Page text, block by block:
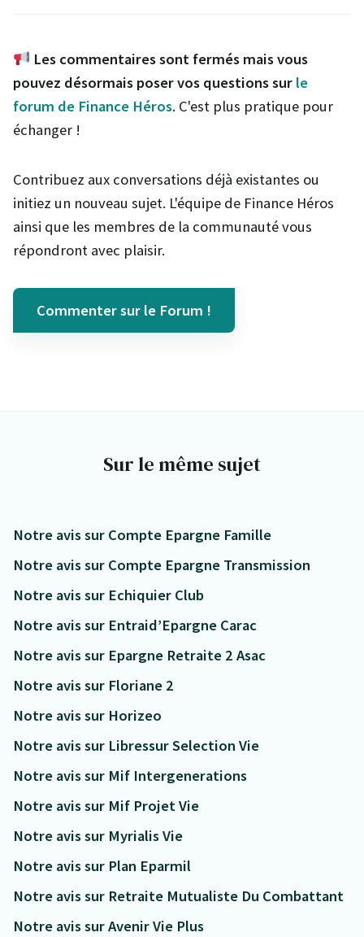
Les commentaires sont fermés mais vous
pouvez désormais poser vos questions sur le
forum de Finance Héros. C'est plus pratique pour
échanger !
Contribuez aux conversations déjà existantes ou
initiez un nouveau sujet. L'équipe de Finance Héros
ainsi que les membres de la communauté vous
répondront avec plaisir.
Commenter sur le Forum !
Sur le même sujet
Notre avis sur Compte Epargne Famille
Notre avis sur Compte Epargne Transmission
Notre avis sur Echiquier Club
Notre avis sur Entraid’Epargne Carac
Notre avis sur Epargne Retraite 2 Asac
Notre avis sur Floriane 2
Notre avis sur Horizeo
Notre avis sur Libressur Selection Vie
Notre avis sur Mif Intergenerations
Notre avis sur Mif Projet Vie
Notre avis sur Myrialis Vie
Notre avis sur Plan Eparmil
Notre avis sur Retraite Mutualiste Du Combattant
Notre avis sur Avenir Vie Plus